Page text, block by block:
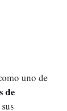
uno de
de